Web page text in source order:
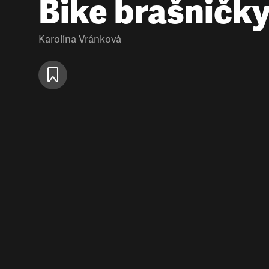
Bike
Karolína Vránková